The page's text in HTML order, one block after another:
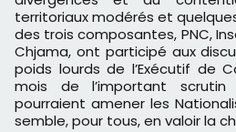
territoriaux modérés et
des trois composantes, PNC,
Chjama, ont participé aux
poids lourds de l’Exécutif de
mois de l’important scrutin
pourraient amener les
semble, pour tous, en valoir la